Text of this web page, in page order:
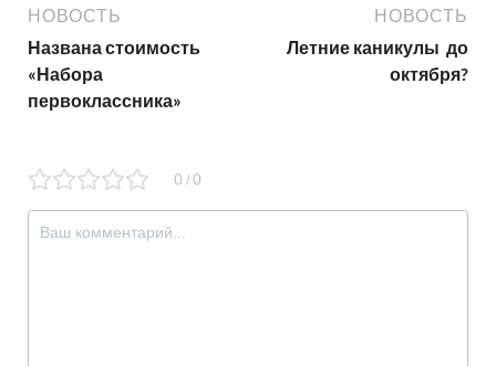
НОВОСТЬ
Названа стоимость
«Набора
первоклассника»
НОВОСТЬ
Летние каникулы до
октября?
0 / 0